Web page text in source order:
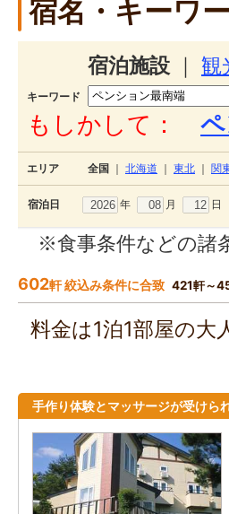
宿名・キーワ
宿泊施設 観
キーワード
もしかして：
エリア 全国 北海道 東北 関
宿泊日 年 月 日
※食事条件などの諸
602軒 絞込み条件に合致 421軒～
料金は1泊1部屋の大
手作り体験とマッサージが受けら